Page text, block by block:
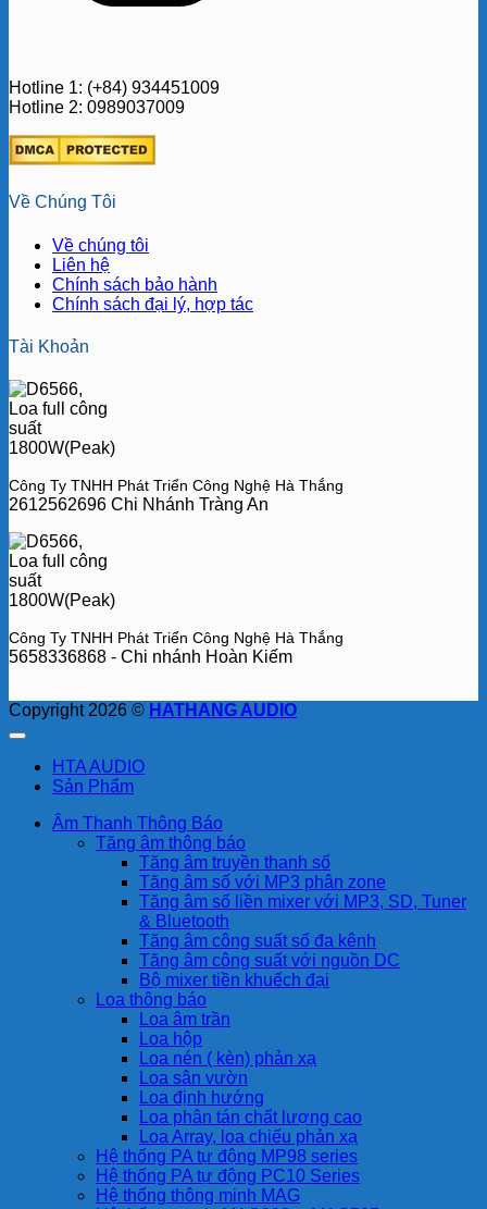
Hotline 1: (+84) 934451009
Hotline 2: 0989037009
Về Chúng Tôi
Về chúng tôi
Liên hệ
Chính sách bảo hành
Chính sách đại lý, hợp tác
Tài Khoản
Công Ty TNHH Phát Triển Công Nghệ Hà Thắng
2612562696 Chi Nhánh Tràng An
Công Ty TNHH Phát Triển Công Nghệ Hà Thắng
5658336868 - Chi nhánh Hoàn Kiếm
Copyright 2026 © HATHANG AUDIO
HTA AUDIO
Sản Phẩm
Âm Thanh Thông Báo
Tăng âm thông báo
Tăng âm truyền thanh số
Tăng âm số với MP3 phân zone
Tăng âm số liền mixer với MP3, SD, Tuner
& Bluetooth
Tăng âm công suất số đa kênh
Tăng âm công suất với nguồn DC
Bộ mixer tiền khuếch đại
Loa thông báo
Loa âm trần
Loa hộp
Loa nén ( kèn) phản xạ
Loa sân vườn
Loa định hướng
Loa phân tán chất lượng cao
Loa Array, loa chiếu phản xạ
Hệ thống PA tự động MP98 series
Hệ thống PA tự động PC10 Series
Hệ thống thông minh MAG